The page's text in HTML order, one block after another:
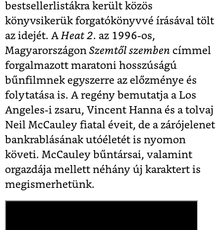
bestsellerlistákra került közös
könyvsikerük forgatókönyvvé írásával tölt
az idejét. A Heat 2. az 1996-os,
Magyarországon Szemtől szemben címmel
forgalmazott maratoni hosszúságú
bűnfilmnek egyszerre az előzménye és
folytatása is. A regény bemutatja a Los
Angeles-i zsaru, Vincent Hanna és a tolvaj
Neil McCauley fiatal éveit, de a zárójelenet
bankrablásának utóéletét is nyomon
követi. McCauley bűntársai, valamint
orgazdája mellett néhány új karaktert is
megismerhetünk.